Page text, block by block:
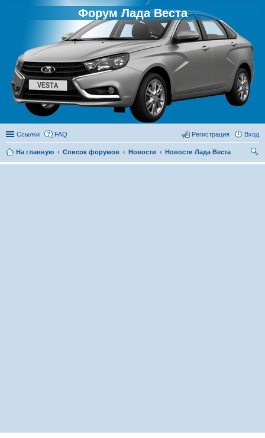
Форум Лада Веста
Ссылки FAQ Вход
Регистрация
На главную Список форумов Новости
Новости Лада Веста
ои